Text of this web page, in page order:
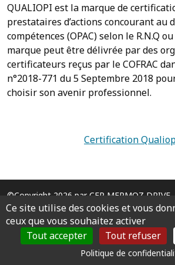
Ce site utilise des cookies et vous
ceux que vous souhaitez activer
Tout accepter
Tout refuser
Politique de
QUALIOPI est la marque de
prestataires d’actions concourant au
compétences (OPAC) selon le R.N.Q ou
marque peut être délivrée par des
certificateurs reçus par le COFRAC
n°2018-771 du 5 Septembre 2018
choisir son avenir professionnel.
Certification
©Copyright 2026 par CER MERMOZ DRIVE
Mentions légales Création :Auto Ecole